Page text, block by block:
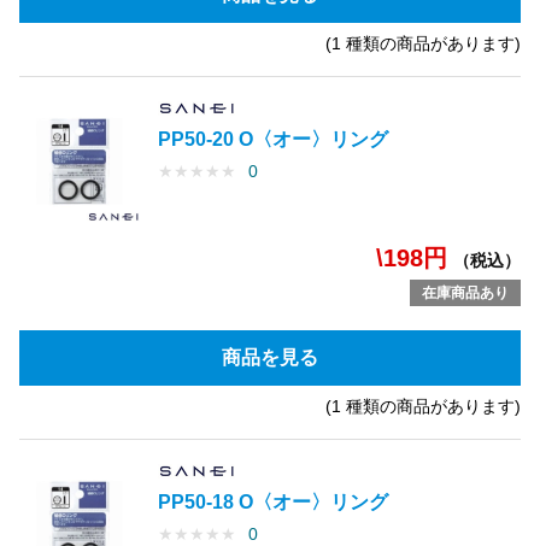
(1 種類の商品があります)
PP50-20 O〈オー〉リング
★ ★ ★ ★ ★ 0
\198円 （税込）
在庫商品あり
商品を見る
(1 種類の商品があります)
PP50-18 O〈オー〉リング
★ ★ ★ ★ ★ 0